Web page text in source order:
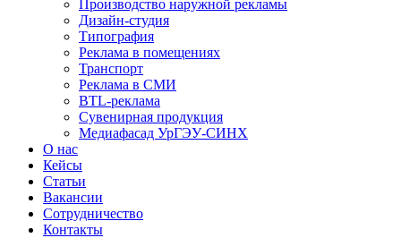
Производство наружной рекламы
Дизайн-студия
Типография
Реклама в помещениях
Транспорт
Реклама в СМИ
BTL-реклама
Сувенирная продукция
Медиафасад УрГЭУ-СИНХ
О нас
Кейсы
Статьи
Вакансии
Сотрудничество
Контакты